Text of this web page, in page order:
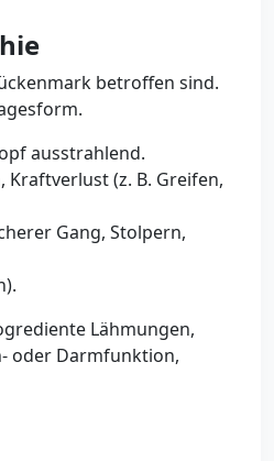
betroffen sind.
ausstrahlend.
(z. B. Greifen,
Gang, Stolpern,
Lähmungen,
oder Darmfunktion,